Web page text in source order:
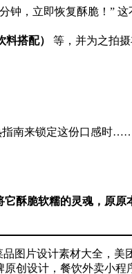
钟，立即恢复酥脆！”
搭配）
等，并为之拍
指南来锁定这份口感时
酥脆软糯的灵魂，原原
图片设计素材大全，美
创设计，餐饮外卖小